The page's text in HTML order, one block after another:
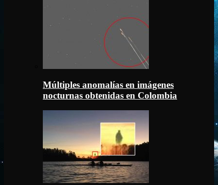
Múltiples anomalías en imágenes
nocturnas obtenidas en Colombia